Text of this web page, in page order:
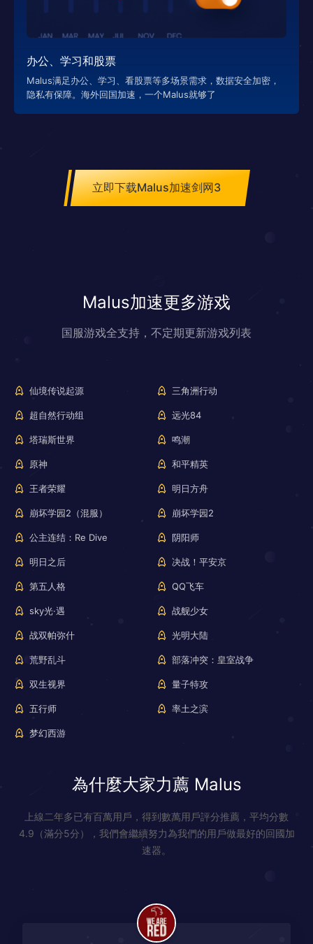
办公、学习和股票
Malus满足办公、学习、看股票等多场景需求，数据安全加密，
隐私有保障。海外回国加速，一个Malus就够了
立即下载Malus加速剑网3
Malus加速更多游戏
国服游戏全支持，不定期更新游戏列表
仙境传说起源 三角洲行动
超自然行动组 远光84
塔瑞斯世界 鸣潮
原神 和平精英
王者荣耀 明日方舟
崩坏学园2（混服） 崩坏学园2
公主连结：Re Dive 阴阳师
明日之后 决战！平安京
第五人格 QQ飞车
sky光·遇 战舰少女
战双帕弥什 光明大陆
荒野乱斗 部落冲突：皇室战争
双生视界 量子特攻
五行师 率土之滨
梦幻西游
為什麼大家力薦 Malus
上線二年多已有百萬用戶，得到數萬用戶評分推薦，平均分數
4.9（滿分5分），我們會繼續努力為我們的用戶做最好的回國加
速器。